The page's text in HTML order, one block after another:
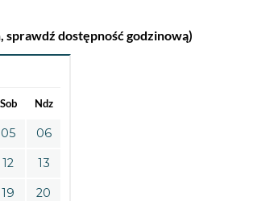
sprawdź dostępność godzinową)
Sob Ndz
05 06
12 13
19 20